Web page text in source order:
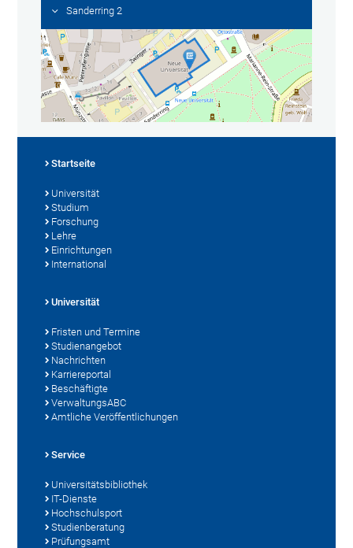
Sanderring 2
Startseite
Universität
Studium
Forschung
Lehre
Einrichtungen
International
Universität
Fristen und Termine
Studienangebot
Nachrichten
Karriereportal
Beschäftigte
VerwaltungsABC
Amtliche Veröffentlichungen
Service
Universitätsbibliothek
IT-Dienste
Hochschulsport
Studienberatung
Prüfungsamt